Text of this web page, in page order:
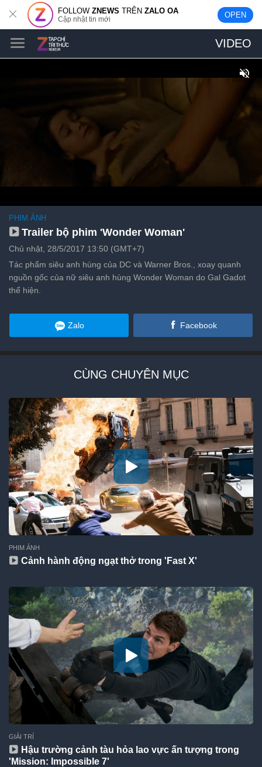
FOLLOWZNEWS TRÊNZALO OA
Cập nhật tin mới OPEN
VIDEO
PHIM ẢNH
Trailer bộ phim 'Wonder Woman'
Chủ nhật, 28/5/2017 13:50 (GMT+7)
Tác phẩm siêu anh hùng của DC và Warner Bros., xoay quanh
nguồn gốc của nữ siêu anh hùng Wonder Woman do Gal Gadot
thể hiện.
Zalo Facebook
PHIM ẢNH
Cảnh hành động ngạt thở trong 'Fast X'
GIẢI TRÍ
Hậu trường cảnh tàu hỏa lao vực ấn tượng trong
'Mission: Impossible 7'